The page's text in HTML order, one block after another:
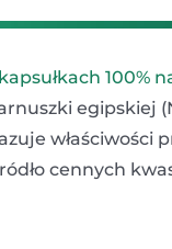
100%
egipskiej
cennych